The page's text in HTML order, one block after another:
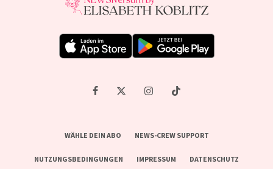
WÄHLE DEIN ABO NEWS-CREW SUPPORT
NUTZUNGSBEDINGUNGEN IMPRESSUM DATENSCHUTZ